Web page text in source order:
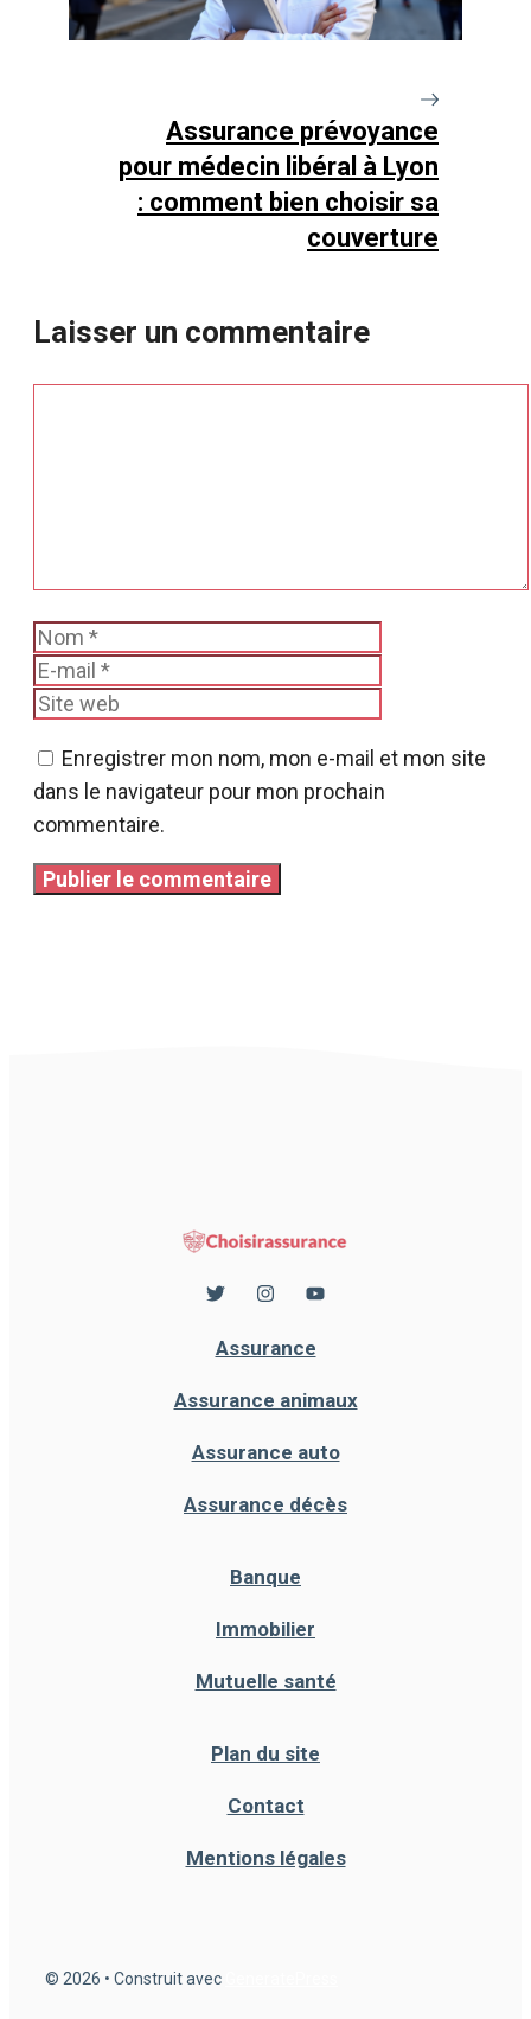
Assurance prévoyance
pour médecin libéral à Lyon
: comment bien choisir sa
couverture
Laisser un commentaire
Nom
Enregistrer mon nom, mon e-mail et mon site
dans le navigateur pour mon prochain
commentaire.
Assurance
Assurance animaux
Assurance auto
Assurance décès
Banque
Immobilier
Mutuelle santé
Plan du site
Contact
Mentions légales
© 2026 • Construit avec